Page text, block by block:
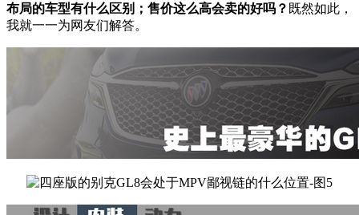
布局的车型有什么区别；售价这么高会卖的好吗？ 既然如此，
我就一一为网友们解答。